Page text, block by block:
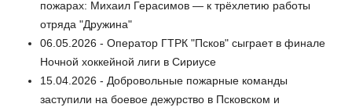
пожарах: Михаил Герасимов — к трёхлетию работы
отряда "Дружина"
06.05.2026 - Оператор ГТРК "Псков" сыграет в финале
Ночной хоккейной лиги в Сириусе
15.04.2026 - Добровольные пожарные команды
заступили на боевое дежурство в Псковском и